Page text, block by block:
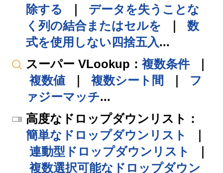
除する
データを失うことな
く列の結合またはセルを
数
式を使用しない四捨五入...
スーパー VLookup ：複数条件
複数値
複数シート間
フ
ァジーマッチ...
高度なドロップダウンリスト ：
簡単なドロップダウンリスト
連動型ドロップダウンリスト
複数選択可能なドロップダウン